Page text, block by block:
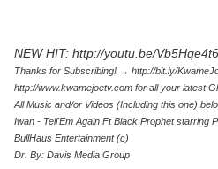
NEW HIT: http://youtu.be/
Thanks for Subscribing! → http://bit.ly/
http://www.kwamejoetv.com for all your latest
All Music and/or Videos (Including this one)
Iwan - Tell'Em Again Ft Black Prophet starring
BullHaus Entertainment (c)
Dr. By: Davis Media Group